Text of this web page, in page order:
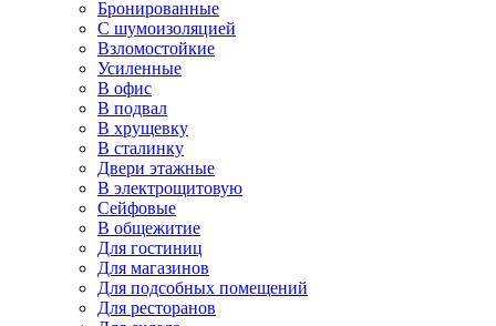
Бронированные
С шумоизоляцией
Взломостойкие
Усиленные
В офис
В подвал
В хрущевку
В сталинку
Двери этажные
В электрощитовую
Сейфовые
В общежитие
Для гостиниц
Для магазинов
Для подсобных помещений
Для ресторанов